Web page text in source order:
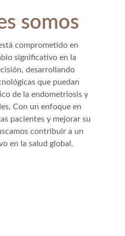
somos
comprometido en
significativo en la
desarrollando
que puedan
de la endometriosis y
Con un enfoque en
pacientes y mejorar su
contribuir a un
en la salud global.